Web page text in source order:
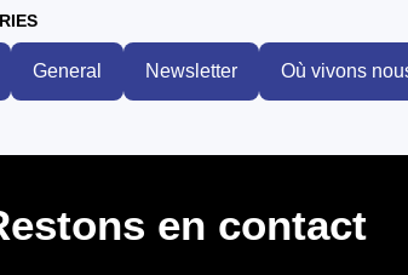
General Newsletter Où vivons
en contact